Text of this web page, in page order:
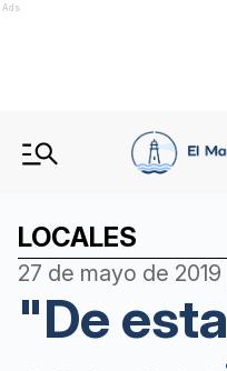
Ads
LOCALES
27 de mayo de
"De esta